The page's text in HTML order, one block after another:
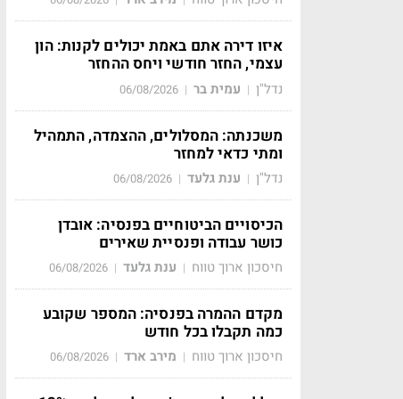
איזו דירה אתם באמת יכולים לקנות: הון
עצמי, החזר חודשי ויחס ההחזר
נדל"ן | עמית בר |
06/08/2026
משכנתה: המסלולים, ההצמדה, התמהיל
ומתי כדאי למחזר
נדל"ן | ענת גלעד |
06/08/2026
הכיסויים הביטוחיים בפנסיה: אובדן
כושר עבודה ופנסיית שאירים
חיסכון ארוך טווח | ענת גלעד |
06/08/2026
מקדם ההמרה בפנסיה: המספר שקובע
כמה תקבלו בכל חודש
חיסכון ארוך טווח | מירב ארד |
06/08/2026